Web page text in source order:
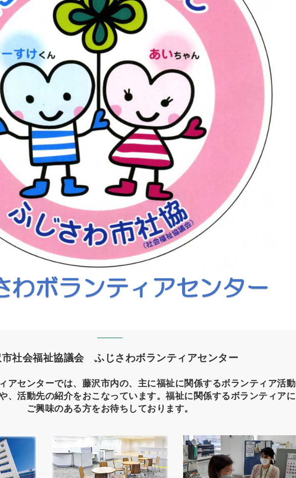
市社会福祉協議会 ふじさわボランティアセンター
アセンターでは、藤沢市内の、主に福祉に関係するボランティア活動
、活動先の紹介をおこなっています。福祉に関係するボランティアに
ご興味のある方をお待ちしております。